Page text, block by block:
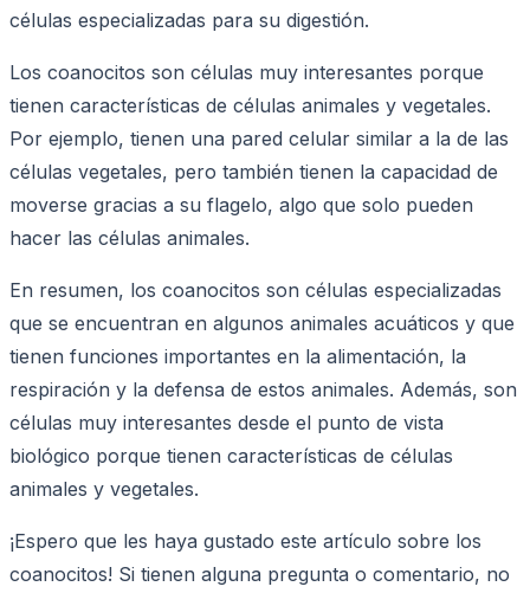
células especializadas para su digestión.
Los coanocitos son células muy interesantes porque
tienen características de células animales y vegetales.
Por ejemplo, tienen una pared celular similar a la de las
células vegetales, pero también tienen la capacidad de
moverse gracias a su flagelo, algo que solo pueden
hacer las células animales.
En resumen, los coanocitos son células especializadas
que se encuentran en algunos animales acuáticos y que
tienen funciones importantes en la alimentación, la
respiración y la defensa de estos animales. Además, son
células muy interesantes desde el punto de vista
biológico porque tienen características de células
animales y vegetales.
¡Espero que les haya gustado este artículo sobre los
coanocitos! Si tienen alguna pregunta o comentario, no